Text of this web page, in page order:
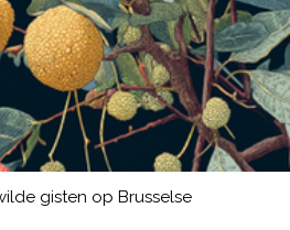
gisten op Brusselse